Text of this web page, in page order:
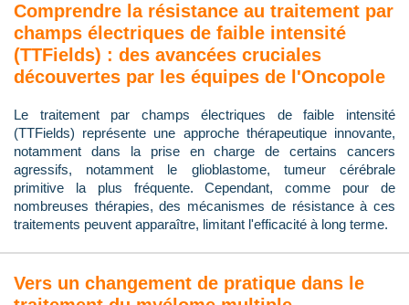
Comprendre la résistance au traitement par
champs électriques de faible intensité
(TTFields) : des avancées cruciales
découvertes par les équipes de l'Oncopole
Le traitement par champs électriques de faible intensité
(TTFields) représente une approche thérapeutique innovante,
notamment dans la prise en charge de certains cancers
agressifs, notamment le glioblastome, tumeur cérébrale
primitive la plus fréquente. Cependant, comme pour de
nombreuses thérapies, des mécanismes de résistance à ces
traitements peuvent apparaître, limitant l'efficacité à long terme.
Vers un changement de pratique dans le